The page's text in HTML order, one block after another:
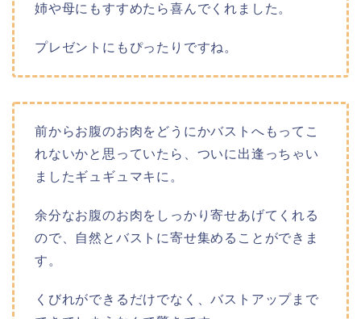
姉や母にもすすめたら喜んでくれました。
プレゼントにもぴったりですね。
前からお腹のお肉をどうにかバストへもってこ
れないかと思っていたら、ついに出逢っちゃい
ましたギュギュマキに。
余分なお腹のお肉をしっかり寄せあげてくれる
ので、自然とバストに寄せ集めることができま
す。
くびれができるだけでなく、バストアップまで